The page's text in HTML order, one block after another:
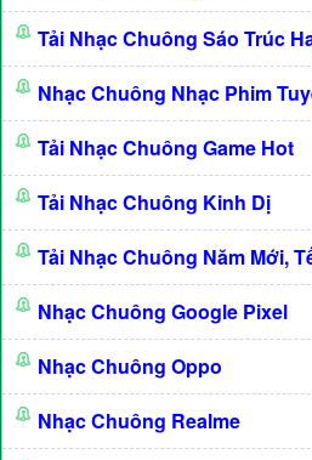
Tải Nhạc Chuông Sáo Trúc
Nhạc Chuông Nhạc Phim
Tải Nhạc Chuông Game Hot
Tải Nhạc Chuông Kinh Dị
Tải Nhạc Chuông Năm Mới,
Nhạc Chuông Google Pixel
Nhạc Chuông Oppo
Nhạc Chuông Realme